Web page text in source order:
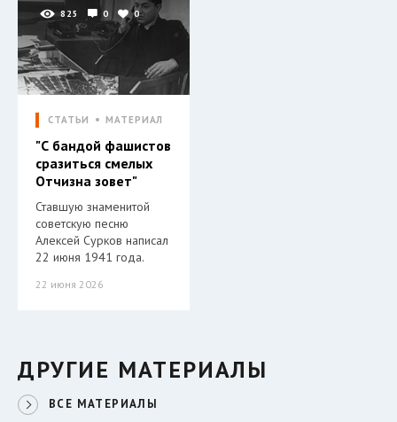
825 0 0
СТАТЬИ МАТЕРИАЛ
"С бандой фашистов
сразиться смелых
Отчизна зовет"
Ставшую знаменитой
советскую песню
Алексей Сурков написал
22 июня 1941 года.
22 июня 2026
ДРУГИЕ МАТЕРИАЛЫ
ВСЕ МАТЕРИАЛЫ